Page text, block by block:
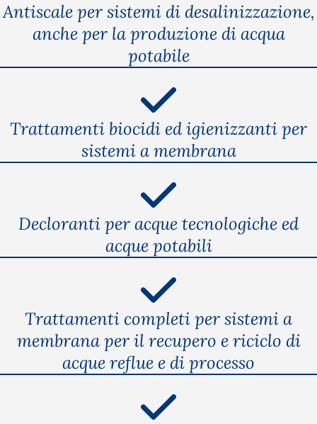
Antiscale per sistemi di desalinizzazione,
anche per la produzione di acqua
potabile
Trattamenti biocidi ed igienizzanti per
sistemi a membrana
Decloranti per acque tecnologiche ed
acque potabili
Trattamenti completi per sistemi a
membrana per il recupero e riciclo di
acque reflue e di processo